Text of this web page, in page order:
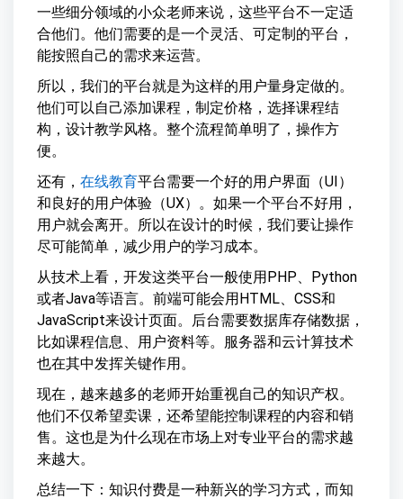
一些细分领域的小众老师来说，这些平台不一定适
合他们。他们需要的是一个灵活、可定制的平台，
能按照自己的需求来运营。
所以，我们的平台就是为这样的用户量身定做的。
他们可以自己添加课程，制定价格，选择课程结
构，设计教学风格。整个流程简单明了，操作方
便。
还有， 在线教育平台需要一个好的用户界面（UI）
和良好的用户体验（UX）。如果一个平台不好用，
用户就会离开。所以在设计的时候，我们要让操作
尽可能简单，减少用户的学习成本。
从技术上看，开发这类平台一般使用PHP、Python
或者Java等语言。前端可能会用HTML、CSS和
JavaScript来设计页面。后台需要数据库存储数据，
比如课程信息、用户资料等。服务器和云计算技术
也在其中发挥关键作用。
现在，越来越多的老师开始重视自己的知识产权。
他们不仅希望卖课，还希望能控制课程的内容和销
售。这也是为什么现在市场上对专业平台的需求越
来越大。
总结一下：知识付费是一种新兴的学习方式，而知